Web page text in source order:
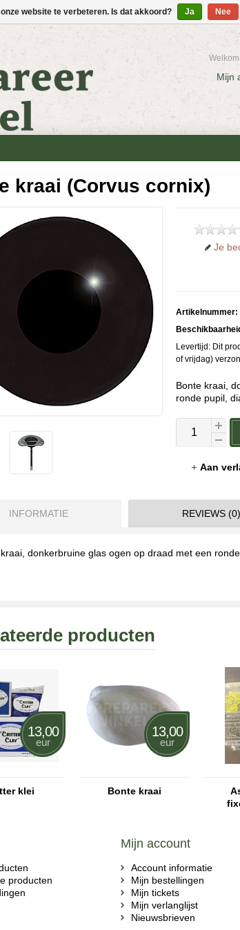
Mijn
kraai (Corvus cornix)
Je
Artikelnummer:
Levertijd: Dit
of vrijdag)
Bonte kraai,
ronde pupil,
Aan
INFORMATIE REVIEWS (0)
donkerbruine glas ogen op draad met een
producten
13,00
eur
klei
13,00
eur
Bonte kraai
producten
Mijn account
Account informatie
Mijn bestellingen
Mijn tickets
Mijn verlanglijst
Nieuwsbrieven
website te verbeteren. Is dat akkoord? Ja Nee